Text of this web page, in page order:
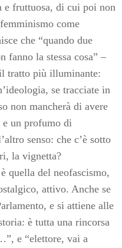
e fruttuosa, di cui poi non
come
che “quando due
fanno la stessa cosa” –
tratto più illuminante:
se tracciate in
non mancherà di avere
e un profumo di
senso: che c’è sotto
la vignetta?
quella del neofascismo,
attivo. Anche se
e si attiene alle
è tutta una rincorsa
e “elettore, vai a